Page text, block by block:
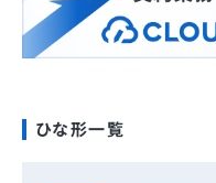
ひな形一覧